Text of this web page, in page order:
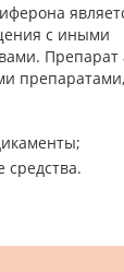
с иными
Препарат